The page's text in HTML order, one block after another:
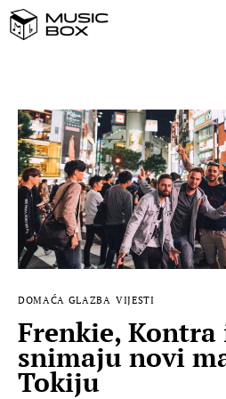
NASLOVNICA
DOMAĆA GLAZBA
STRANA GLAZBA
FILM
MUSIC BOX
DOMAĆA GLAZBA VIJESTI
Frenkie,
snimaju novi
Tokiju